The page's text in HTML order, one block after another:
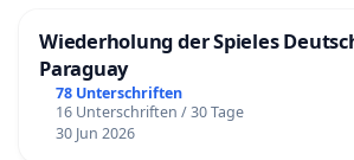
Wiederholung der Spieles
Paraguay
78 Unterschriften
16 Unterschriften / 30 Tage
30 Jun 2026